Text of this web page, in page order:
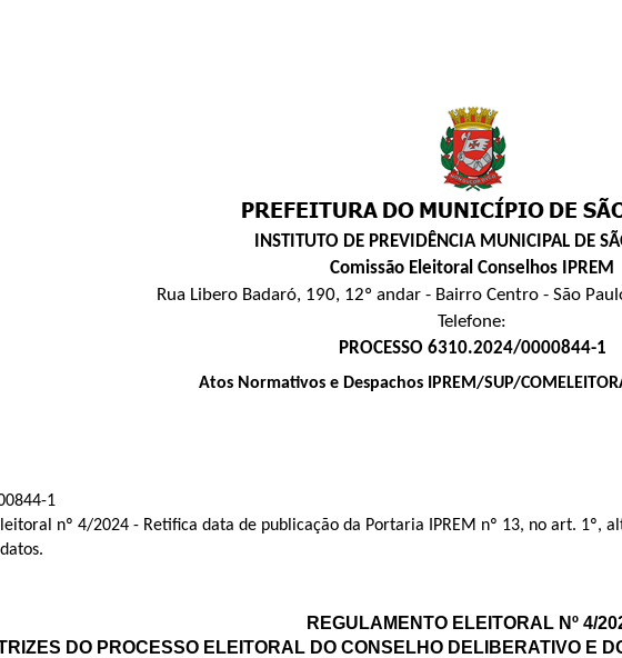
INSTITUTO DE PREVIDÊNCIA MUNICIPAL DE
Comissão Eleitoral Conselhos IPREM
Rua Libero Badaró, 190, 12º andar - Bairro Centro - São
Telefone:
PROCESSO 6310.2024/0000844-1
Atos Normativos e Despachos IPREM/SUP/
1
nº 4/2024 - Retifica data de publicação da Portaria IPREM nº 13, no art.
REGULAMENTO ELEITORAL Nº 4/
DO PROCESSO ELEITORAL DO CONSELHO DELIBERATIVO E